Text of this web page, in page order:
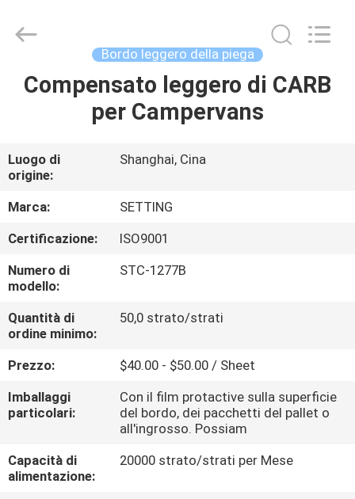
CASA
CIRCA
NOI
GIRO
DELLA
FABBRICA
CONTATTICI
NOTIZIA
CASI
Setting
Decorating
Reserved.
Bordo leggero della piega
Compensato leggero di CARB
per Campervans
Luogo di
origine:
Shanghai, Cina
Marca:
SETTING
Certificazione:
ISO9001
Numero di
modello:
STC-1277B
Quantità di
ordine minimo:
50,0 strato/strati
Prezzo:
$40.00 - $50.00 / Sheet
Imballaggi
particolari:
Con il film protactive sulla superficie
del bordo, dei pacchetti del pallet o
all'ingrosso. Possiam
Capacità di
alimentazione:
20000 strato/strati per Mese